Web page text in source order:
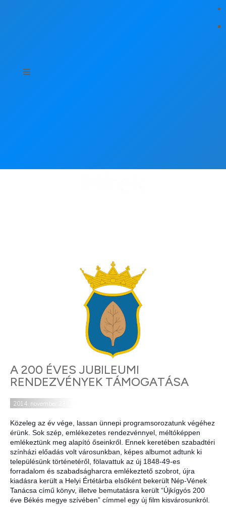
A 200 ÉVES JUBILEUMI
RENDEZVÉNYEK TÁMOGATÁSA
2014. november 23.
Közeleg az év vége, lassan ünnepi programsorozatunk végéhez
érünk. Sok szép, emlékezetes rendezvénnyel, méltóképpen
emlékeztünk meg alapító őseinkről. Ennek keretében szabadtéri
színházi előadás volt városunkban, képes albumot adtunk ki
településünk történetéről, fölavattuk az új 1848-49-es
forradalom és szabadságharcra emlékeztető szobrot, újra
kiadásra került a Helyi Értétárba elsőként bekerült Nép-Vének
Tanácsa című könyv, illetve bemutatásra került “Újkígyós 200
éve Békés megye szívében” címmel egy új film kisvárosunkról.